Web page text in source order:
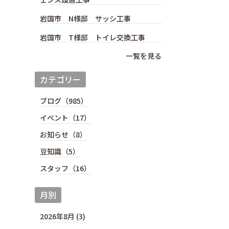
岩国市 N様邸 サッシ工事
岩国市 T様邸 トイレ交換工事
一覧を見る
カテゴリー
ブログ（985）
イベント（17）
お知らせ（8）
豆知識（5）
スタッフ（16）
月別
2026年8月 (3)